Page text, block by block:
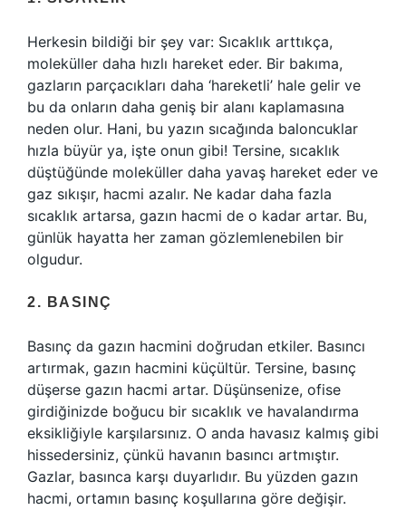
Herkesin bildiği bir şey var: Sıcaklık arttıkça,
moleküller daha hızlı hareket eder. Bir bakıma,
gazların parçacıkları daha ‘hareketli’ hale gelir ve
bu da onların daha geniş bir alanı kaplamasına
neden olur. Hani, bu yazın sıcağında baloncuklar
hızla büyür ya, işte onun gibi! Tersine, sıcaklık
düştüğünde moleküller daha yavaş hareket eder ve
gaz sıkışır, hacmi azalır. Ne kadar daha fazla
sıcaklık artarsa, gazın hacmi de o kadar artar. Bu,
günlük hayatta her zaman gözlemlenebilen bir
olgudur.
2. BASINÇ
Basınç da gazın hacmini doğrudan etkiler. Basıncı
artırmak, gazın hacmini küçültür. Tersine, basınç
düşerse gazın hacmi artar. Düşünsenize, ofise
girdiğinizde boğucu bir sıcaklık ve havalandırma
eksikliğiyle karşılarsınız. O anda havasız kalmış gibi
hissedersiniz, çünkü havanın basıncı artmıştır.
Gazlar, basınca karşı duyarlıdır. Bu yüzden gazın
hacmi, ortamın basınç koşullarına göre değişir.